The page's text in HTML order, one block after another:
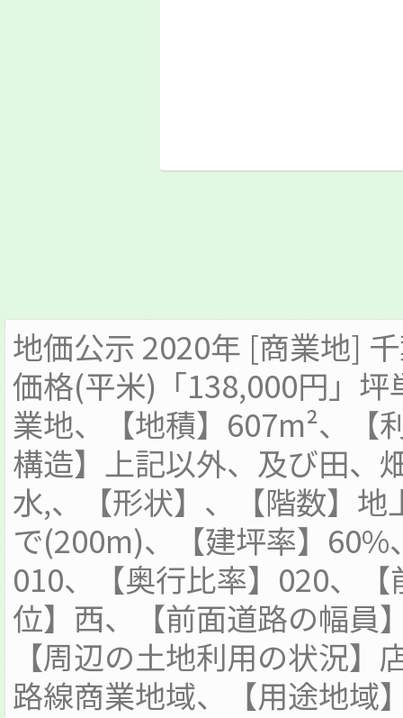
地価公示 2020年 [商業地]
価格(平米)「138,000円」
業地、【地積】607m²、【
構造】上記以外、及び田、
水,、【形状】、【階数】
で(200m)、【建坪率】
010、【奥行比率】020、
位】西、【前面道路の幅員
【周辺の土地利用の状況
路線商業地域、【用途地域